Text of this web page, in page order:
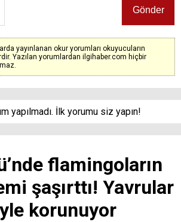
yayınlanan okur yorumları okuyucuların
Yazılan yorumlardan ilgihaber.com hiçbir
yapılmadı. İlk yorumu siz yapın!
flamingoların
şaşırttı! Yavrular
korunuyor